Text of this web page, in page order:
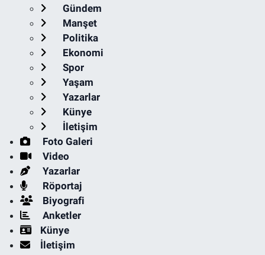
Gündem
Manşet
Politika
Ekonomi
Spor
Yaşam
Yazarlar
Künye
İletişim
Foto Galeri
Video
Yazarlar
Röportaj
Biyografi
Anketler
Künye
İletişim